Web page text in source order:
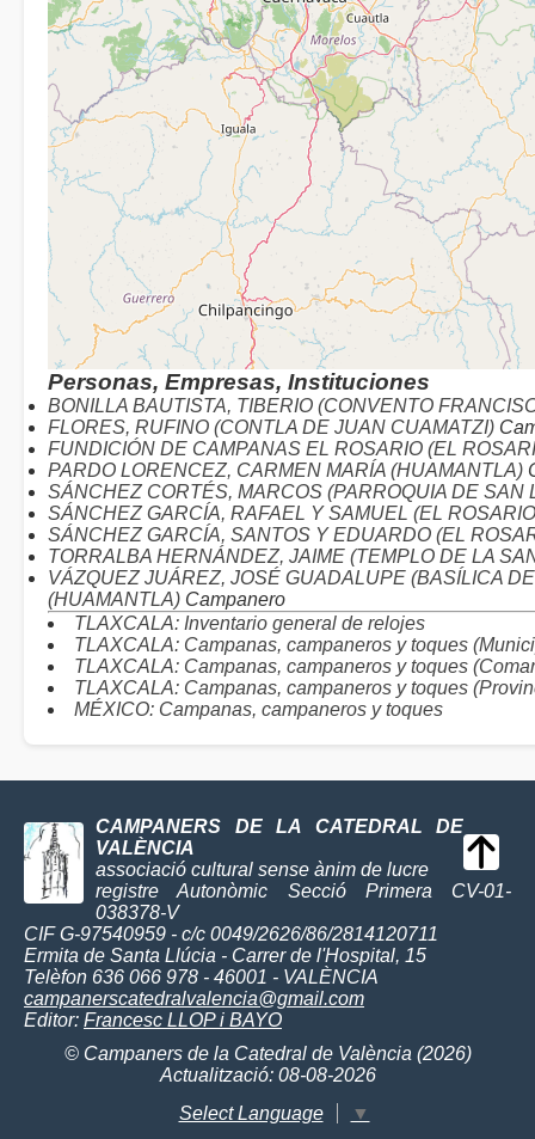
Personas, Empresas, Instituciones
BONILLA BAUTISTA, TIBERIO (CONVENTO
FLORES, RUFINO (CONTLA DE JUAN CUAMATZI)
FUNDICIÓN DE CAMPANAS EL ROSARIO (EL
PARDO LORENCEZ, CARMEN MARÍA (HUAMANTLA)
SÁNCHEZ CORTÉS, MARCOS (PARROQUIA DE SAN
SÁNCHEZ GARCÍA, RAFAEL Y SAMUEL (EL
SÁNCHEZ GARCÍA, SANTOS Y EDUARDO (EL
TORRALBA HERNÁNDEZ, JAIME (TEMPLO DE LA
VÁZQUEZ JUÁREZ, JOSÉ GUADALUPE (BASÍLICA
(HUAMANTLA) Campanero
TLAXCALA: Inventario general de relojes
TLAXCALA: Campanas, campaneros y toques
TLAXCALA: Campanas, campaneros y toques
TLAXCALA: Campanas, campaneros y toques
MÉXICO: Campanas, campaneros y toques
CAMPANERS DE LA CATEDRAL DE
VALÈNCIA
associació cultural sense ànim de lucre
registre Autonòmic Secció Primera CV-01-
038378-V
CIF G-97540959 - c/c 0049/2626/86/2814120711
Ermita de Santa Llúcia - Carrer de l'Hospital, 15
Telèfon 636 066 978 - 46001 - VALÈNCIA
campanerscatedralvalencia@gmail.com
Editor: Francesc LLOP i BAYO
© Campaners de la Catedral de València (2026)
Actualització: 08-08-2026
Select Language
▼